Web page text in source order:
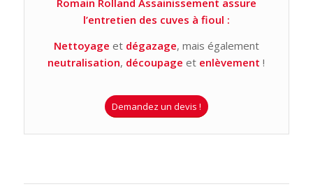
l’entretien des cuves à fioul :
Nettoyage et dégazage, mais également
neutralisation, découpage et enlèvement !
Demandez un devis !